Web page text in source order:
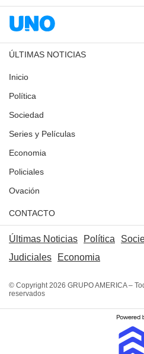
ÚLTIMAS NOTICIAS
Inicio
Política
Sociedad
Series y Películas
Economia
Policiales
Ovación
CONTACTO
Últimas Noticias Política
Judiciales
Economia
© Copyright 2026 GRUPO AMERICA –
reservados